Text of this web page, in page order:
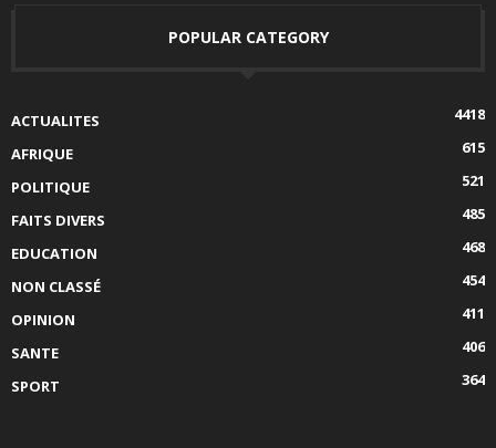
POPULAR CATEGORY
ACTUALITES
4418
AFRIQUE
615
POLITIQUE
521
FAITS DIVERS
485
EDUCATION
468
NON CLASSÉ
454
OPINION
411
SANTE
406
SPORT
364